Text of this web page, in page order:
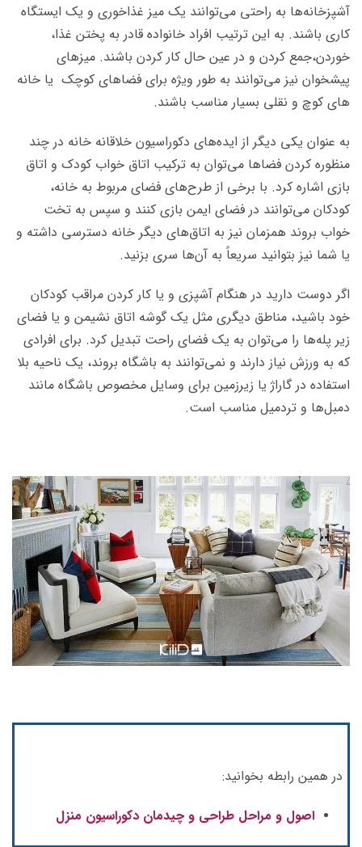
آشپزخانه‌­ها به راحتی می­‌توانند یک میز غذاخوری و یک ایستگاه
کاری باشند. به این ترتیب افراد خانواده قادر به پختن غذا،
خوردن،‌جمع کردن و در عین حال کار کردن باشند. میز­های
پیشخوان نیز می­‌توانند به طور ویژه برای فضاهای کوچک یا خانه­‌
های کوچ و نقلی بسیار مناسب باشند.
به عنوان یکی دیگر از ایده­‌های دکوراسیون خلاقانه خانه در چند
منظوره کردن فضاها می­‌توان به ترکیب اتاق خواب کودک و اتاق
بازی اشاره کرد. با برخی از طرح­‌های فضای مربوط به خانه،
کودکان می­‌توانند در فضای ایمن بازی کنند و سپس به تخت
خواب بروند همزمان نیز به اتاق­‌های دیگر خانه دسترسی داشته و
یا شما نیز بتوانید سریعاً به آن‌ها سری بزنید.
اگر دوست دارید در هنگام آشپزی و یا کار کردن مراقب کودکان
خود باشید، مناطق دیگری مثل یک گوشه اتاق نشیمن و یا فضای
زیر پله‌ها را می‌توان به یک فضای راحت تبدیل کرد. برای افرادی
که به ورزش نیاز دارند و نمی­‌توانند به باشگاه بروند،‌ یک ناحیه بلا
استفاده در گاراژ یا زیرزمین برای وسایل مخصوص باشگاه مانند
دمبل‌­ها و تردمیل مناسب است.
در همین رابطه بخوانید:
اصول و مراحل طراحی و چیدمان دکوراسیون منزل